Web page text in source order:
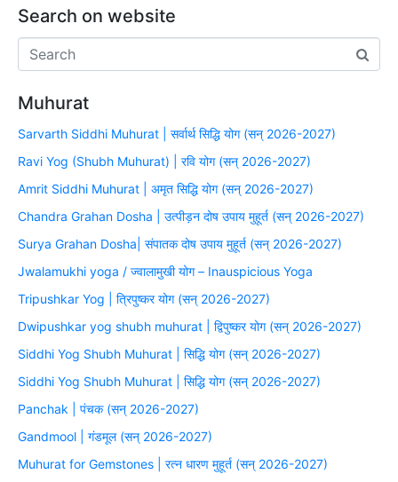
Search on website
Muhurat
Sarvarth Siddhi Muhurat | सर्वार्थ सिद्धि योग (सन् 2026-2027)
Ravi Yog (Shubh Muhurat) | रवि योग (सन् 2026-2027)
Amrit Siddhi Muhurat | अमृत सिद्धि योग (सन् 2026-2027)
Chandra Grahan Dosha | उत्पीड़न दोष उपाय मुहूर्त (सन् 2026-2027)
Surya Grahan Dosha| संपातक दोष उपाय मुहूर्त (सन् 2026-2027)
Jwalamukhi yoga / ज्वालामुखी योग – Inauspicious Yoga
Tripushkar Yog | त्रिपुष्कर योग (सन् 2026-2027)
Dwipushkar yog shubh muhurat | द्विपुष्कर योग (सन् 2026-2027)
Siddhi Yog Shubh Muhurat | सिद्धि योग (सन् 2026-2027)
Siddhi Yog Shubh Muhurat | सिद्धि योग (सन् 2026-2027)
Panchak | पंचक (सन् 2026-2027)
Gandmool | गंडमूल (सन् 2026-2027)
Muhurat for Gemstones | रत्न धारण मुहूर्त (सन् 2026-2027)